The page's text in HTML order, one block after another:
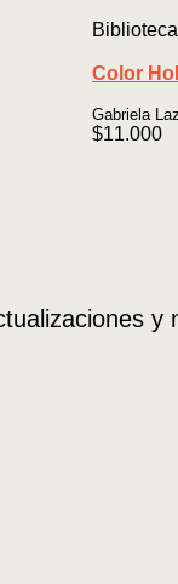
Color
Gabriela
$11.000
y